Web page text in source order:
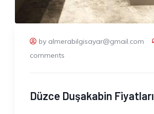
by almerabilgisayar@gmail.com
comments
Düzce Duşakabin Fiyatları